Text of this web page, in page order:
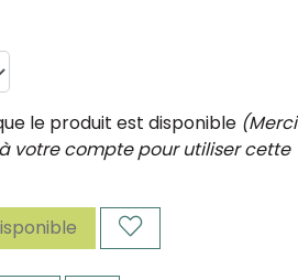
le produit est disponible (Merci
votre compte pour utiliser cette